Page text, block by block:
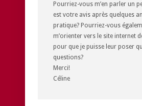
Pourriez-vous m’en parler un
est votre avis après quelques
pratique? Pourriez-vous
m’orienter vers le site internet
pour que je puisse leur poser
questions?
Merci!
Céline